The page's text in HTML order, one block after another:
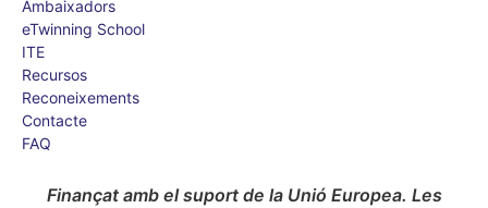
Ambaixadors
eTwinning School
ITE
Recursos
Reconeixements
Contacte
FAQ
Finançat amb el suport de la Unió Europea. Les